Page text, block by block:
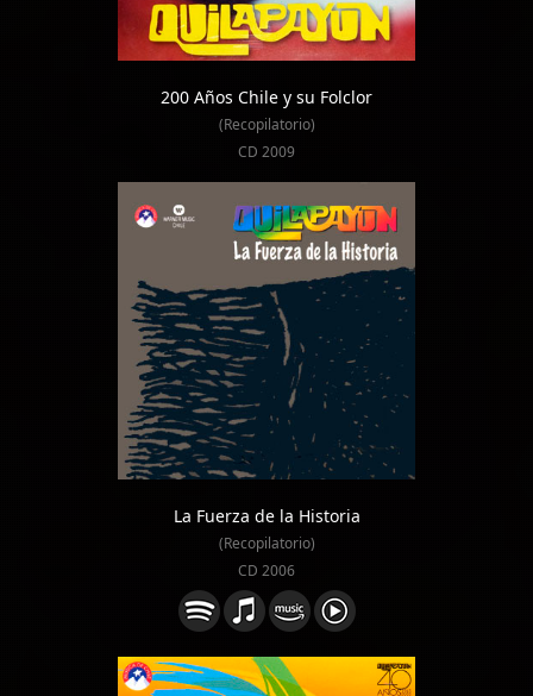
200 Años Chile y su Folclor
(Recopilatorio)
CD 2009
La Fuerza de la Historia
(Recopilatorio)
CD 2006